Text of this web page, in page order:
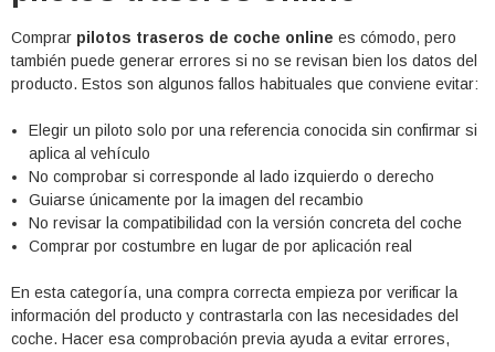
Comprar pilotos traseros de coche online es cómodo, pero
también puede generar errores si no se revisan bien los datos del
producto. Estos son algunos fallos habituales que conviene evitar:
Elegir un piloto solo por una referencia conocida sin confirmar si
aplica al vehículo
No comprobar si corresponde al lado izquierdo o derecho
Guiarse únicamente por la imagen del recambio
No revisar la compatibilidad con la versión concreta del coche
Comprar por costumbre en lugar de por aplicación real
En esta categoría, una compra correcta empieza por verificar la
información del producto y contrastarla con las necesidades del
coche. Hacer esa comprobación previa ayuda a evitar errores,